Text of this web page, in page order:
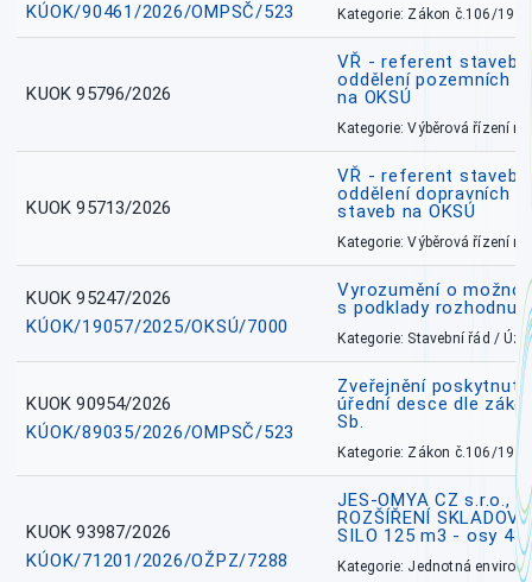
KÚOK/90461/2026/OMPSČ/523
Kategorie: Zákon č.106/1999
KUOK 95796/2026
VŘ - referent
oddělení pozemních
na OKSÚ
Kategorie: Výběrová řízení
KUOK 95713/2026
VŘ - referent
oddělení dopravních
staveb na OKSÚ
Kategorie: Výběrová řízení
KUOK 95247/2026
KÚOK/19057/2025/OKSÚ/7000
Vyrozumění o
s podklady rozhodnutí
Kategorie: Stavební řád /
KUOK 90954/2026
KÚOK/89035/2026/OMPSČ/523
Zveřejnění
úřední desce dle
Sb.
Kategorie: Zákon č.106/1999
KUOK 93987/2026
KÚOK/71201/2026/OŽPZ/7288
JES-OMYA CZ s.r.o.,
ROZŠÍŘENÍ
SILO 125 m3 - osy
Kategorie: Jednotná